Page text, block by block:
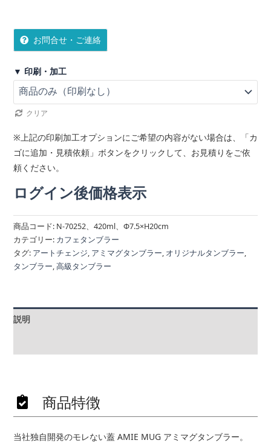
お問合せ・ご連絡
▼ 印刷・加工
クリア
※上記の印刷加工オプションにご希望の内容がない場合は、「カ
ゴに追加・見積依頼」ボタンをクリックして、お見積りをご依
頼ください。
ログイン後価格表示
商品コード: N-70252、420ml、Φ7.5×H20cm
カテゴリー: カフェタンブラー
タグ: アートチェンジ, アミマグタンブラー, オリジナルタンブラー,
タンブラー,高級タンブラー
説明
商品特徴
当社独自開発のモレない蓋 AMIE MUG アミマグタンブラー。